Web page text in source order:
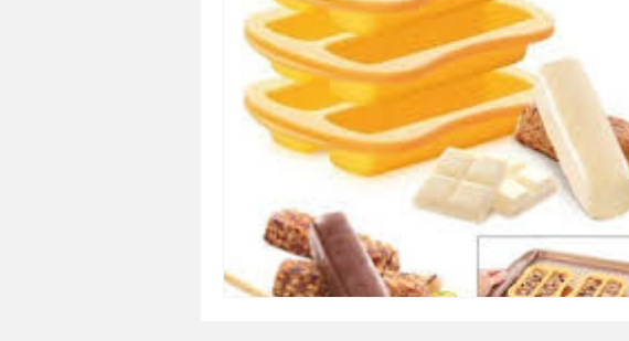
Mes gourmandises - plaisirs d'enfan Accompagnements
A tartiner Aux flocons d'avoine au Fromage
Bouchées apéritives Bowlcakes bowlcakes salés
Crêpes, gaufres et pancakes Desserts au chocolat